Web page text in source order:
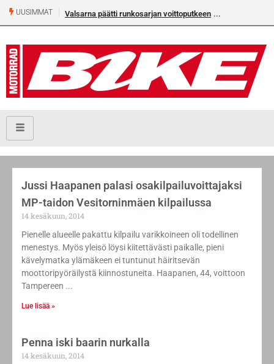
UUSIMMAT Valsarna päätti runkosarjan voittoputkeen
Jussi Haapanen palasi osakilpailuvoittajaksi
MP-taidon Vesitorninmäen kilpailussa
14 kesäkuun, 2014
Pienelle alueelle pakattu kilpailu varikkoineen oli todellinen
menestys. Myös yleisö löysi kiitettävästi paikalle, pieni
kävelymatka ylämäkeen ei tuntunut häiritsevän
moottoripyöräilystä kiinnostuneita. Haapanen, 44, voittoon
Tampereen
Lue lisää »
Penna iski baarin nurkalla
14 kesäkuun, 2014